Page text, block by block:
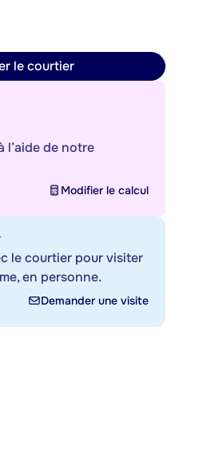
le courtier
l’aide de notre
Modifier le calcul
le courtier pour visiter
en personne.
Demander une visite